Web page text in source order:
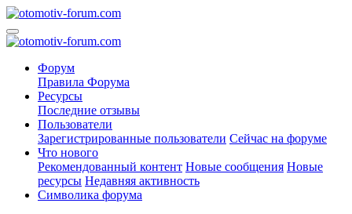
Форум
Правила Форума
Ресурсы
Последние отзывы
Пользователи
Зарегистрированные пользователи Сейчас на форуме
Что нового
Рекомендованный контент Новые сообщения Новые
ресурсы Недавняя активность
Символика форума